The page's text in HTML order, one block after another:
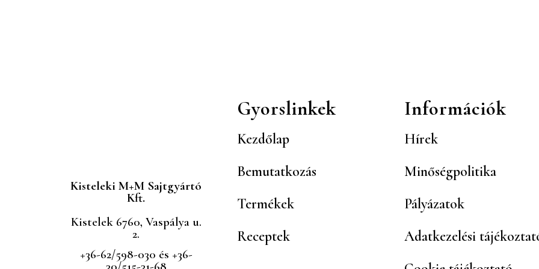
Kisteleki M+M Sajtgyártó
Kft.
Kistelek 6760, Vaspálya u.
2.
+36-62/598-030 és +36-
Gyorslinkek
Kezdőlap
Bemutatkozás
Termékek
Receptek
Információk
Hírek
Minőségpolitika
Pályázatok
Adatkezelési